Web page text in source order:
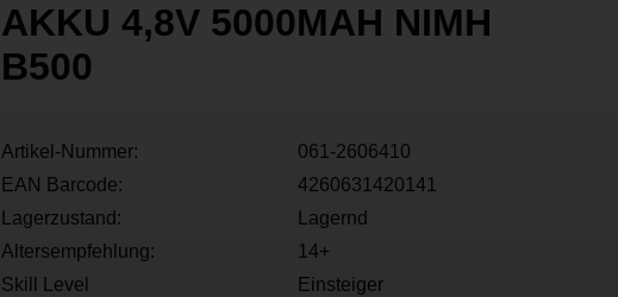
AKKU 4,8V 5000MAH NIMH
B500
Artikel-Nummer:
061-2606410
EAN Barcode:
4260631420141
Lagerzustand:
Lagernd
Altersempfehlung:
14+
Skill Level
Einsteiger